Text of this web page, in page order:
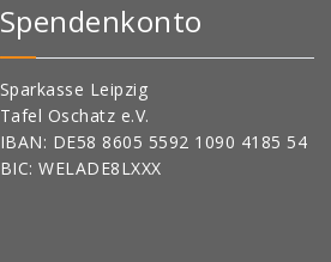
Spendenkonto
Sparkasse Leipzig
Tafel Oschatz e.V.
IBAN: DE58 8605 5592 1090 4185 54
BIC: WELADE8LXXX